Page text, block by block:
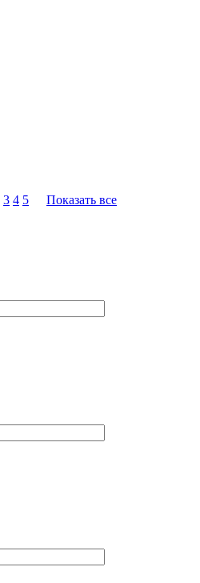
3 4 5
Показать все